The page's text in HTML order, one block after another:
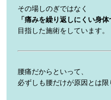
その場しのぎではなく
「痛みを繰り返しにくい身体
目指した施術をしています。
腰痛だからといって、
必ずしも腰だけが原因とは限